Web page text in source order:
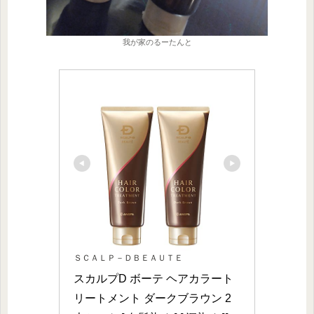
我が家のるーたんと
ＳＣＡＬＰ－ＤＢＥＡＵＴＥ
スカルプD ボーテ ヘアカラート
リートメント ダークブラウン 2